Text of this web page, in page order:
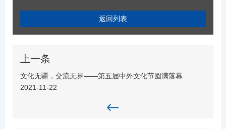
返回列表
上一条
文化无疆，交流无界——第五届中外文化节圆满落幕
2021-11-22